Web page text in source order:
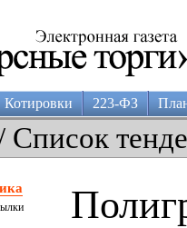
Котировки 223-ФЗ
Список